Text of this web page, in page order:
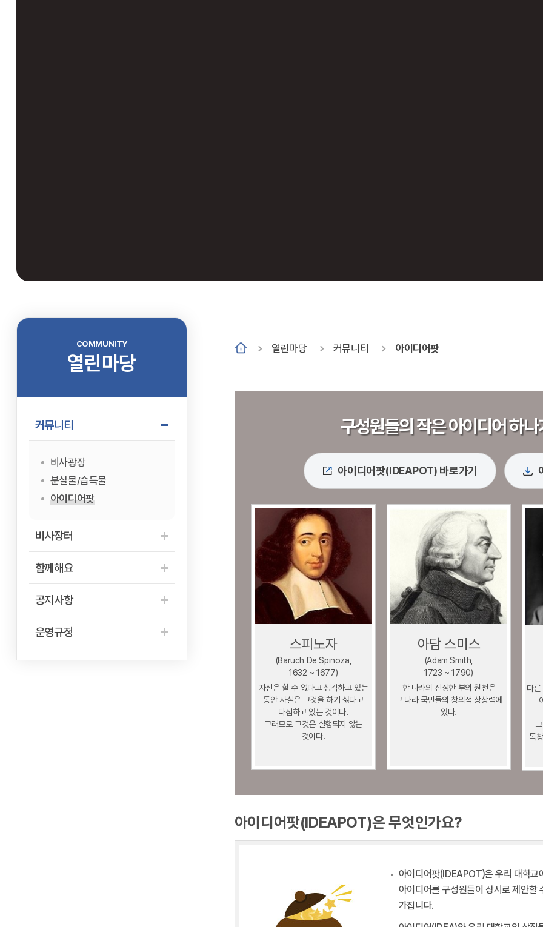
COMMUNITY
열린마당
커뮤니티
비사광장
분실물/습득물
아이디어팟
비사장터
함께해요
공지사항
운영규정
열린마당 커뮤니티 아이디어팟
구성원들의 작은 아이디어 하
아이디어팟(IDEAPOT) 바로가기
스피노자
(Baruch De Spinoza,
1632 ~ 1677)
자신은 할 수 없다고 생각하고 있는
동안 사실은 그것을 하기 싫다고
다짐하고 있는 것이다.
그러므로 그것은 실행되지 않는
것이다.
아담 스미스
(Adam Smith,
1723 ~ 1790)
한 나라의 진정한 부의 원천은
그 나라 국민들의 창의적 상상력에
있다.
다
독
아이디어팟(IDEAPOT)은 무엇인가요?
아이디어팟(IDEAPOT)은 우리 대학교
아이디어를 구성원들이 상시로 제안할
가집니다.